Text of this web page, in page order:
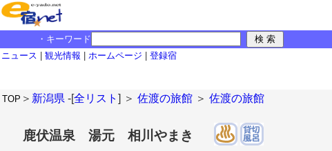
・キーワード
ニュース
観光情報 ホームページ 登録宿
TOP ＞ 新潟県 -[全リスト ] ＞ 佐渡の旅館 ＞ 佐渡の旅館
鹿伏温泉 湯元 相川やまき